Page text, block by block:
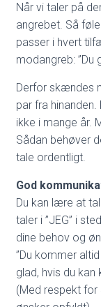
Når vi taler på
angrebet. Så
passer i hvert
modangreb: ”Du
Derfor skændes
par fra
ikke i mange år.
Sådan behøver
tale ordentligt.
God
Du kan lære at
taler i ”JEG” i
dine behov og
”Du kommer
glad, hvis du kan
(Med respekt